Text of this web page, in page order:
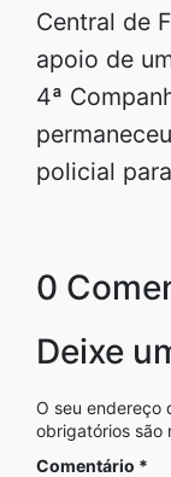
Central de
apoio de
4ª
policial
0
Deixe
O seu endereço
obrigatórios são
Comentário *